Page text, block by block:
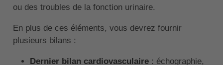
ou des troubles de la fonction urinaire.
En plus de ces éléments, vous devrez fournir
plusieurs bilans :
Dernier bilan cardiovasculaire: échographie,